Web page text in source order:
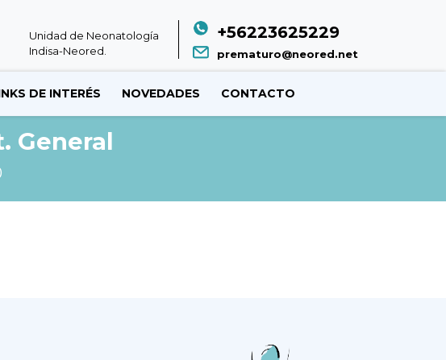
Unidad de Neonatología
Indisa-Neored.
+56223625229
prematuro@neored.net
DE INTERÉS NOVEDADES CONTACTO
General